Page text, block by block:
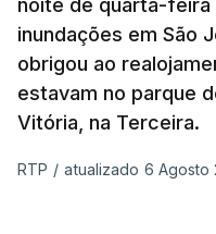
noite de quarta-
inundações em São
obrigou ao
estavam no parque
Vitória, na Terceira.
RTP / atualizado 6 Agosto